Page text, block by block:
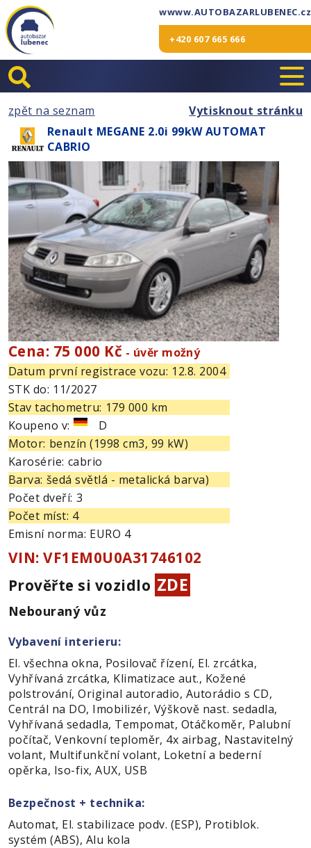
wwww.AUTOBAZARLUBENEC.cz
+420 607 665 666
zpět na seznam
Vytisknout stránku
Renault MEGANE 2.0i 99kW AUTOMAT
CABRIO
Cena: 75 000 Kč - úvěr možný
Datum první registrace vozu: 12.8. 2004
STK do: 11/2027
Stav tachometru: 179 000 km
Koupeno v:
D
Motor: benzín (1998 cm3, 99 kW)
Karosérie: cabrio
Barva: šedá světlá - metalická barva)
Počet dveří: 3
Počet míst: 4
Emisní norma: EURO 4
VIN: VF1EM0U0A31746102
Prověřte si vozidlo ZDE
Nebouraný vůz
Vybavení interieru:
El. všechna okna, Posilovač řízení, El. zrcátka,
Vyhřívaná zrcátka, Klimatizace aut., Kožené
polstrování, Original autoradio, Autorádio s CD,
Centrál na DO, Imobilizér, Výškově nast. sedadla,
Vyhřívaná sedadla, Tempomat, Otáčkoměr, Palubní
počítač, Venkovní teploměr, 4x airbag, Nastavitelný
volant, Multifunkční volant, Loketní a bederní
opěrka, Iso-fix, AUX, USB
Bezpečnost + technika:
Automat, El. stabilizace podv. (ESP), Protiblok.
systém (ABS), Alu kola